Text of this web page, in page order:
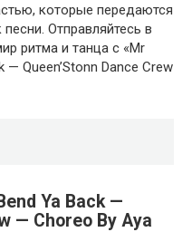
которые передаются
Отправляйтесь в
ритма и танца с «Mr
Queen’Stonn Dance Crew
Ya Back —
— Choreo By Aya